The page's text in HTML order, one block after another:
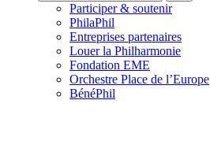
Participer & soutenir
PhilaPhil
Entreprises partenaires
Louer la Philharmonie
Fondation EME
Orchestre Place de l’Europe
BénéPhil